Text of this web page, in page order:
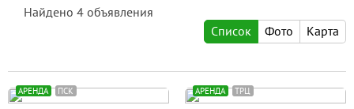
Найдено 4 объявления
Список
Фото Карта
АРЕНДА ПСК АРЕНДА ТРЦ